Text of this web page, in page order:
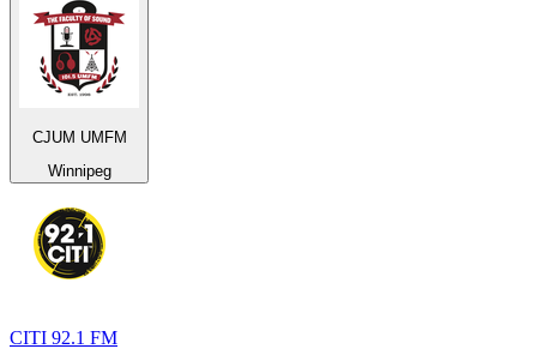
CJUM UMFM
Winnipeg
CITI 92.1 FM